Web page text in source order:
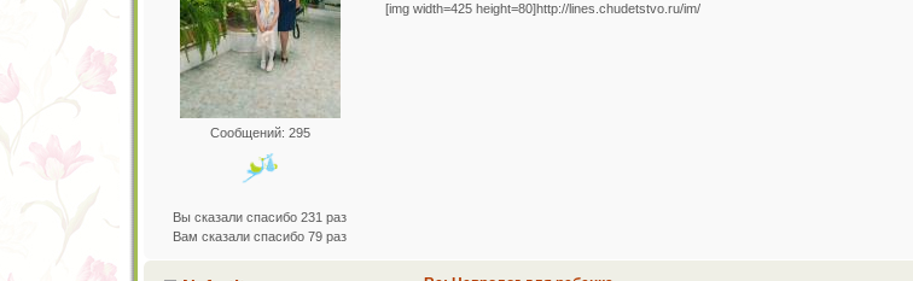
Сообщений: 295
Вы сказали спасибо 231 раз
Вам сказали спасибо 79 раз
[img width=425 height=80]http://lines.chudetstvo.ru/im/